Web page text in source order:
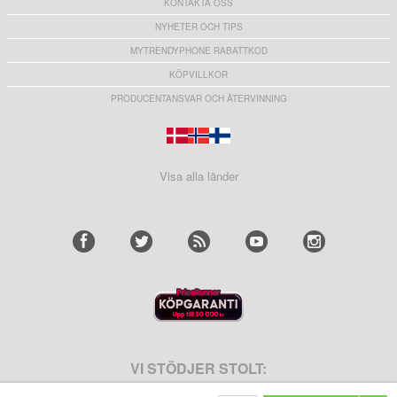
KONTAKTA OSS
NYHETER OCH TIPS
MYTRENDYPHONE RABATTKOD
KÖPVILLKOR
PRODUCENTANSVAR OCH ÅTERVINNING
Visa alla länder
VI STÖDJER STOLT: